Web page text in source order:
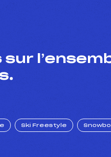
Ski Freestyle